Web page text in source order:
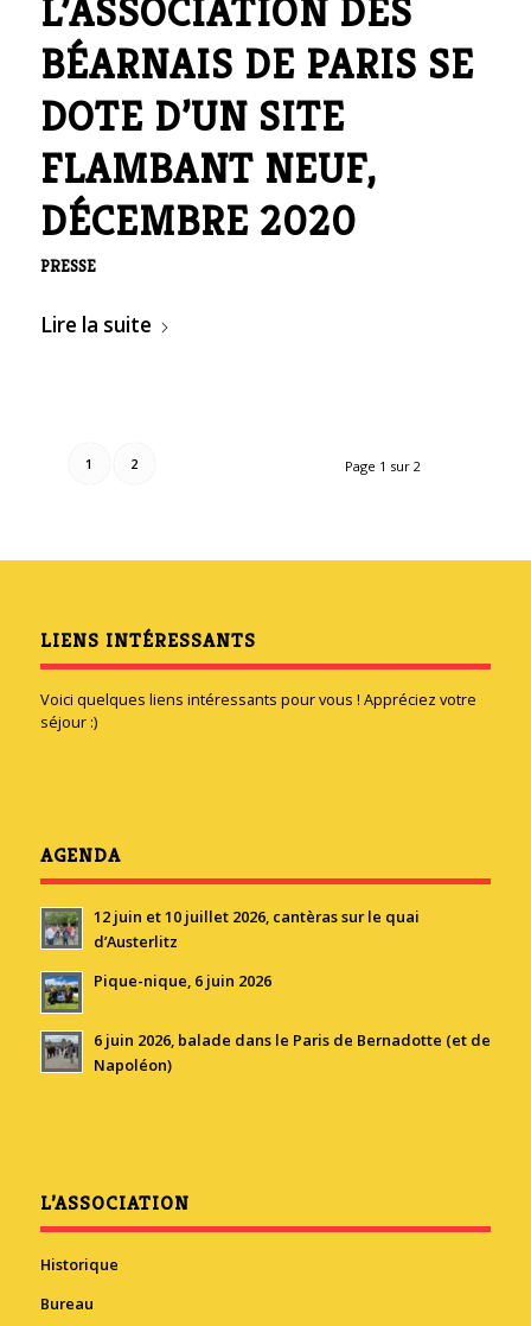
L’ASSOCIATION DES
BÉARNAIS DE PARIS SE
DOTE D’UN SITE
FLAMBANT NEUF,
DÉCEMBRE 2020
PRESSE
Lire la suite
Page 1 sur 2
1 2
LIENS INTÉRESSANTS
Voici quelques liens intéressants pour vous ! Appréciez votre
séjour :)
AGENDA
12 juin et 10 juillet 2026, cantèras sur le quai
d’Austerlitz
Pique-nique, 6 juin 2026
6 juin 2026, balade dans le Paris de Bernadotte (et de
Napoléon)
L’ASSOCIATION
Historique
Bureau